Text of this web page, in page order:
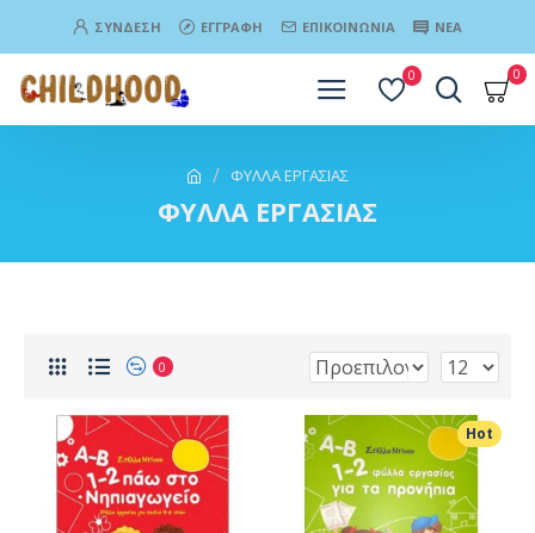
ΣΎΝΔΕΣΗ ΕΓΓΡΑΦΉ ΕΠΙΚΟΙΝΩΝΊΑ ΝΈΑ
0 0
ΦΥΛΛΑ ΕΡΓΑΣΙΑΣ
ΦΥΛΛΑ ΕΡΓΑΣΙΑΣ
0
Hot